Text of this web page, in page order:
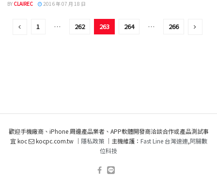
BY CLAIREC 2016 年 07 月 18 日
1 … 262 263 264 … 266
歡迎手機廠商、iPhone 周邊產品業者、APP軟體開發商洽談合作或產品測試事
宜 koc
kocpc.com.tw ｜ 隱私政策｜主機維護： Fast Line 台灣速連,阿腸數
位科技